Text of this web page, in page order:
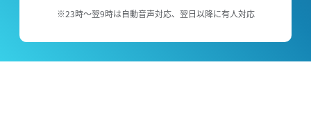
※23時～翌9時は自動音声対応、翌日以降に有人対応